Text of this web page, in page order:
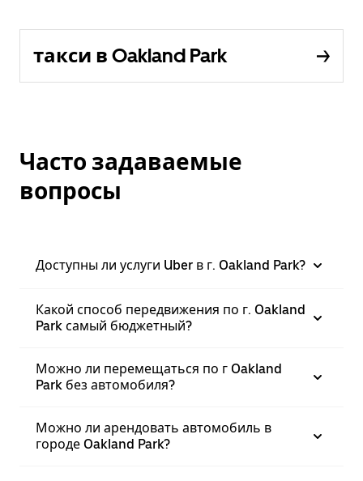
такси в Oakland Park
Часто задаваемые
вопросы
Доступны ли услуги Uber в г. Oakland Park?
Какой способ передвижения по г. Oakland
Park самый бюджетный?
Можно ли перемещаться по г Oakland
Park без автомобиля?
Можно ли арендовать автомобиль в
городе Oakland Park?